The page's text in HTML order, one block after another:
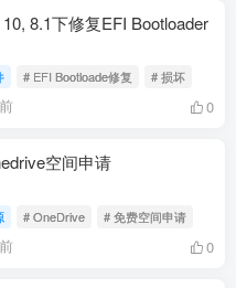
8.1下修复EFI Bootloader
# EFI Bootloade修复 # 损坏
0
空间申请
# OneDrive # 免费空间申请
0